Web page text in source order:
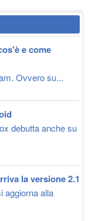
e come
Ovvero su...
debutta anche su
la versione 2.1
aggiorna alla